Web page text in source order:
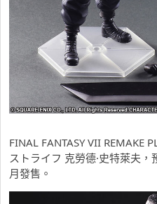
FINAL FANTASY VII REMAKE
ストライフ 克勞德·史特萊夫
月發售。